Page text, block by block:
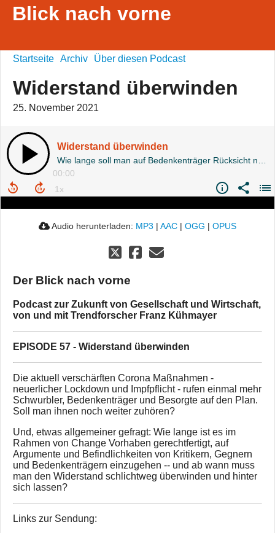
Blick nach vorne
Startseite Archiv Über diesen Podcast
Widerstand überwinden
25. November 2021
Widerstand überwinden
00:00
Audio herunterladen: MP3 | AAC | OGG | OPUS
Der Blick nach vorne
Podcast zur Zukunft von Gesellschaft und Wirtschaft,
von und mit Trendforscher Franz Kühmayer
EPISODE 57 - Widerstand überwinden
Die aktuell verschärften Corona Maßnahmen -
neuerlicher Lockdown und Impfpflicht - rufen einmal mehr
Schwurbler, Bedenkenträger und Besorgte auf den Plan.
Soll man ihnen noch weiter zuhören?
Und, etwas allgemeiner gefragt: Wie lange ist es im
Rahmen von Change Vorhaben gerechtfertigt, auf
Argumente und Befindlichkeiten von Kritikern, Gegnern
und Bedenkenträgern einzugehen -- und ab wann muss
man den Widerstand schlichtweg überwinden und hinter
sich lassen?
Links zur Sendung: